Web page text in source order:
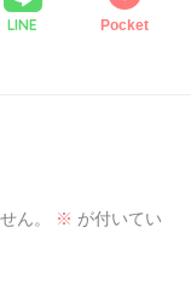
LINE Pocket
ん。 ※ が付いてい